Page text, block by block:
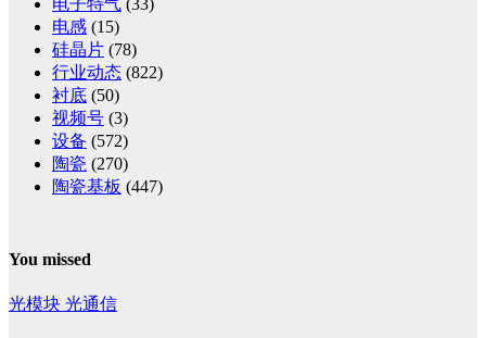
电子特气 (33)
电感 (15)
硅晶片 (78)
行业动态 (822)
衬底 (50)
视频号 (3)
设备 (572)
陶瓷 (270)
陶瓷基板 (447)
You missed
光模块 光通信